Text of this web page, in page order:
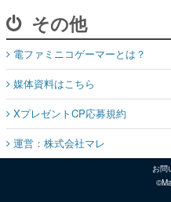
その他
電ファミニコゲーマーとは？
媒体資料はこちら
XプレゼントCP応募規約
運営：株式会社マレ
お問